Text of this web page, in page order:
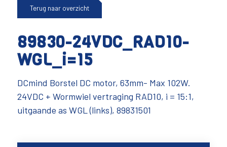
Terug naar overzicht
89830-24VDC_RAD10-
WGL_i=15
DCmind Borstel DC motor, 63mm- Max 102W.
24VDC + Wormwiel vertraging RAD10, i = 15:1,
uitgaande as WGL (links), 89831501